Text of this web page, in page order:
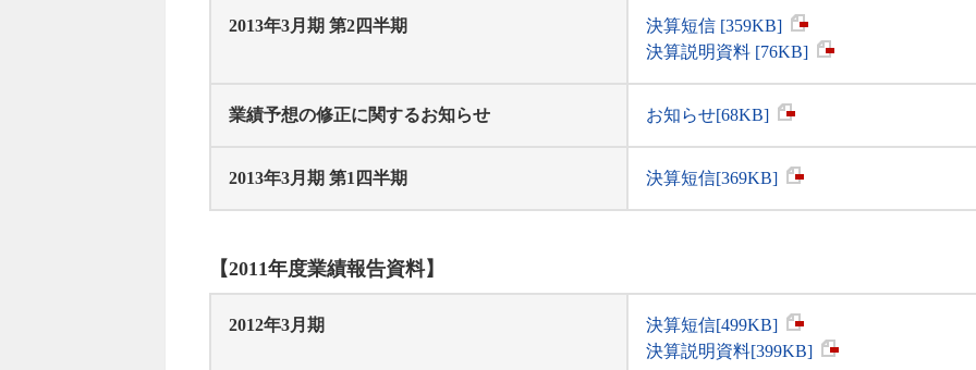
2013年3月期 第2四半期
決算短信 [359KB]
決算説明資料 [76KB]
業績予想の修正に関するお知らせ お知らせ[68KB]
2013年3月期 第1四半期 決算短信[369KB]
【2011年度業績報告資料】
2012年3月期
決算短信[499KB]
決算説明資料[399KB]